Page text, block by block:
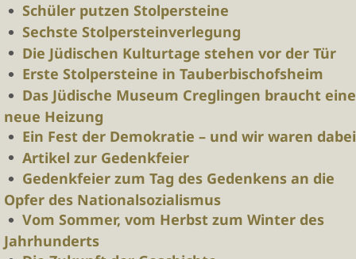
Schüler putzen Stolpersteine
Sechste Stolpersteinverlegung
Die Jüdischen Kulturtage stehen vor der Tür
Erste Stolpersteine in Tauberbischofsheim
Das Jüdische Museum Creglingen braucht eine
neue Heizung
Ein Fest der Demokratie – und wir waren dabei
Artikel zur Gedenkfeier
Gedenkfeier zum Tag des Gedenkens an die
Opfer des Nationalsozialismus
Vom Sommer, vom Herbst zum Winter des
Jahrhunderts